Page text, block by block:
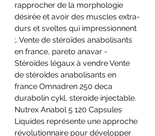
rapprocher de la morphologie
désirée et avoir des muscles extra-
durs et sveltes qui impressionnent
;. Vente de stéroïdes anabolisants
en france, pareto anavar -
Stéroïdes légaux à vendre Vente
de stéroïdes anabolisants en
france Omnadren 250 deca
durabolin cykl, steroide injectable.
Nutrex Anabol 5 120 Capsules
Liquides représente une approche
révolutionnaire pour développer